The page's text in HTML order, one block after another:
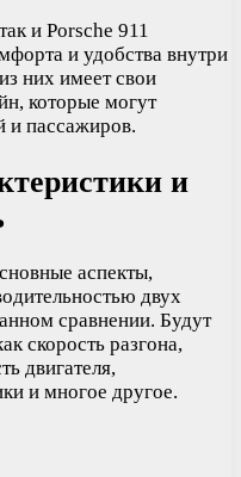
и Porsche 911
и удобства внутри
них имеет свои
которые могут
и пассажиров.
и
аспекты,
двух
сравнении. Будут
скорость разгона,
двигателя,
и многое другое.